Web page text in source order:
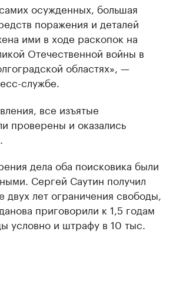
осужденных, большая
поражения и деталей
ими в ходе раскопок на
Отечественной войны в
областях», —
службе.
все изъятые
проверены и оказались
дела оба поисковика были
Сергей Саутин получил
двух лет ограничения свободы,
приговорили к 1,5 годам
условно и штрафу в 10 тыс.